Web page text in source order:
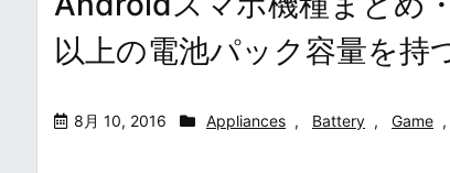
以上の電池パック容量を持
8月 10, 2016 Appliances , Battery , Game ,